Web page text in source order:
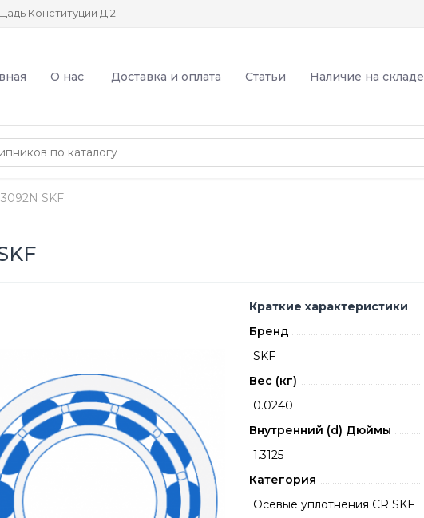
Конституции Д.2
О нас Доставка и оплата Статьи Наличие на складе
SKF
Краткие характеристики
Бренд
SKF
Вес (кг)
0.0240
Внутренний (d) Дюймы
1.3125
Категория
Осевые уплотнения CR SKF